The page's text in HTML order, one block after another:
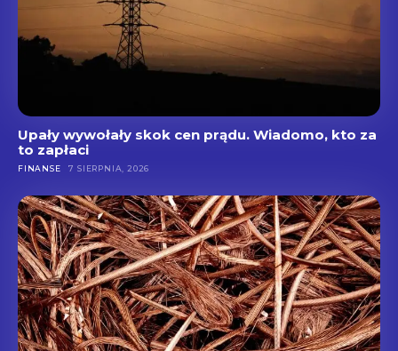
Upały wywołały skok cen prądu. Wiadomo, kto za
to zapłaci
FINANSE 7 SIERPNIA, 2026